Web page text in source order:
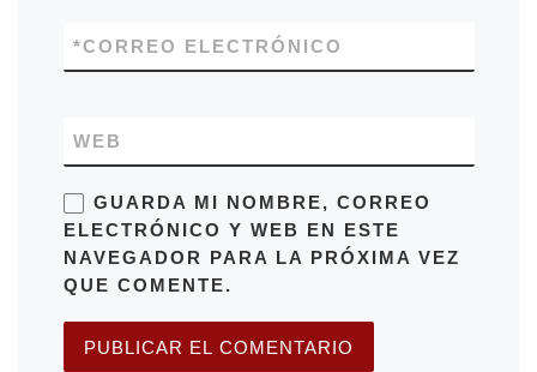
CORREO ELECTRÓNICO
*
WEB
GUARDA MI NOMBRE, CORREO
ELECTRÓNICO Y WEB EN ESTE
NAVEGADOR PARA LA PRÓXIMA VEZ
QUE COMENTE.